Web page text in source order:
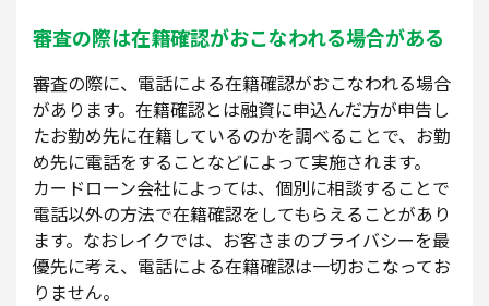
審査の際は在籍確認がおこなわれる場合がある
審査の際に、電話による在籍確認がおこなわれる場合
があります。在籍確認とは融資に申込んだ方が申告し
たお勤め先に在籍しているのかを調べることで、お勤
め先に電話をすることなどによって実施されます。
カードローン会社によっては、個別に相談することで
電話以外の方法で在籍確認をしてもらえることがあり
ます。なおレイクでは、お客さまのプライバシーを最
優先に考え、電話による在籍確認は一切おこなってお
りません。